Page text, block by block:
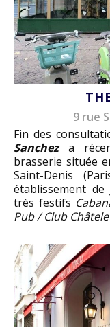
9 rue
Fin des
Sancheza
brasserie située
Saint-Denis
établissement de
très festifs
Pub / Club